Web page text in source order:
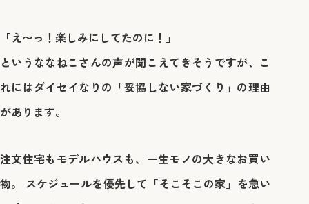
「え〜っ！楽しみにしてたのに！」
というななねこさんの声が聞こえてきそうですが、こ
れにはダイセイなりの「妥協しない家づくり」の理由
があります。
注文住宅もモデルハウスも、一生モノの大きなお買い
物。 スケジュールを優先して「そこそこの家」を急い